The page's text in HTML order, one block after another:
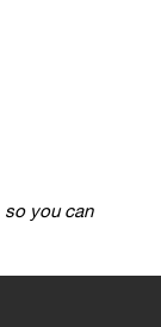
so you can